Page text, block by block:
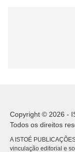
Copyright © 2026 -
Todos os direitos
A ISTOÉ
vinculação editorial e